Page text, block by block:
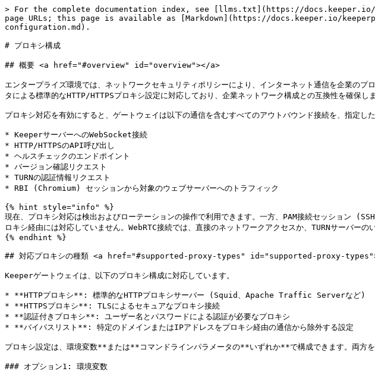
> For the complete documentation index, see [llms.txt](https://
page URLs; this page is available as [Markdown](https://docs.keeper.io/
configuration.md).
# プロキシ構成
## 概要 <a href="#overview" id="overview"></a>
エンタープライズ環境では、ネットワークセキュリティポリシーにより、インターネット通信を企業の
タによる標準的なHTTP/HTTPSプロキシ設定に対応しており、企業ネットワーク構成との互換性を確保しま
プロキシ対応を有効にすると、ゲートウェイは以下の通信を含むすべてのアウトバウンド接続を、指定し
* KeeperサーバーへのWebSocket接続
* HTTP/HTTPSのAPI呼び出し
* ヘルスチェックのエンドポイント
* バージョン確認リクエスト
* TURNの認証情報リクエスト
* RBI (Chromium) セッションから対象のウェブサーバーへのトラフィック
{% hint style="info" %}
現在、プロキシ対応は検出およびローテーションの操作で利用できます。一方、PAM接続セッション
ロキシ経由には対応していません。WebRTC接続では、直接のネットワークアクセスか、TURNサーバーの
{% endhint %}
## 対応プロキシの種類 <a href="#supported-proxy-types" id="supported-proxy-
Keeperゲートウェイは、以下のプロキシ構成に対応しています。
* **HTTPプロキシ**: 標準的なHTTPプロキシサーバー (Squid、Apache Traffic Serverなど)
* **HTTPSプロキシ**: TLSによるセキュアなプロキシ接続
* **認証付きプロキシ**: ユーザー名とパスワードによる認証が必要なプロキシ
* **バイパスリスト**: 特定のドメインまたはIPアドレスをプロキシ経由の通信から除外する設定
プロキシ設定は、環境変数**または**コマンドラインパラメータの**いずれか**で構成できます。両方を
### オプション1: 環境変数